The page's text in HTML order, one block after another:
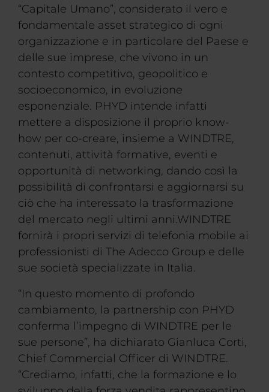
“Capitale Umano”, considerato il vero e
fondamentale asset strategico di ogni
organizzazione e in particolare del Paese e
delle sue imprese, che vivono in un
contesto competitivo, geopolitico e
socioeconomico, in evoluzione
esponenziale. PHYD intende infatti
mettere a disposizione il proprio know-
how per co-creare, insieme a WINDTRE,
contenuti, attività formative, eventi e
opportunità di networking, dando così la
possibilità di confrontarsi e aggiornarsi su
ciò che ha interessato la trasformazione
del mercato negli ultimi anni.WINDTRE
fornirà i propri servizi di telefonia mobile ai
professionisti di The Adecco Group e delle
sue società specializzate in Italia.
“In questo momento di profondo
cambiamento, la partnership con PHYD
conferma l’impegno di WINDTRE per le
sue persone”, ha dichiarato Gianluca Corti,
Chief Commercial Officer di WINDTRE.
“Crediamo, infatti, che la formazione e lo